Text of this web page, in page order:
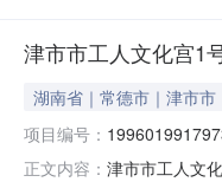
津市市工人文化宫1
湖南省｜常德市｜津市市
项目编号：
正文内容： 津市市工人文